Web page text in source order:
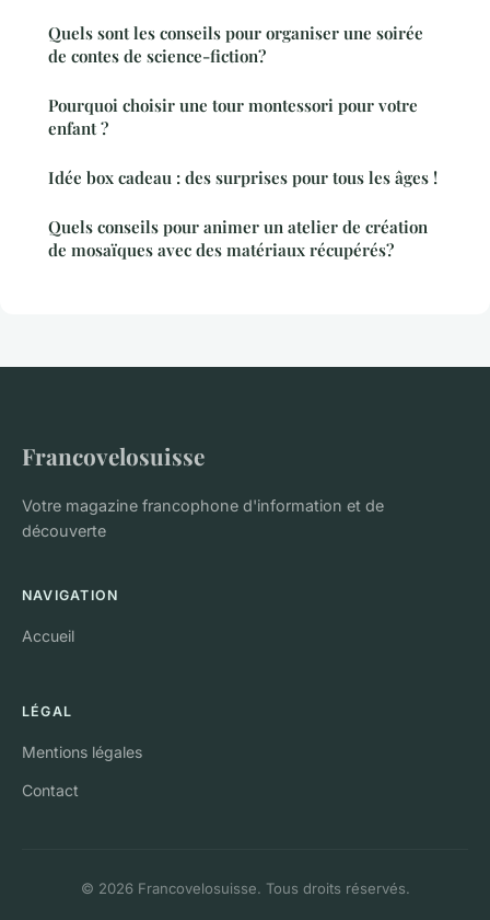
Quels sont les conseils pour organiser une soirée
de contes de science-fiction?
Pourquoi choisir une tour montessori pour votre
enfant ?
Idée box cadeau : des surprises pour tous les âges !
Quels conseils pour animer un atelier de création
de mosaïques avec des matériaux récupérés?
Francovelosuisse
Votre magazine francophone d'information et de
découverte
NAVIGATION
Accueil
LÉGAL
Mentions légales
Contact
© 2026 Francovelosuisse. Tous droits réservés.